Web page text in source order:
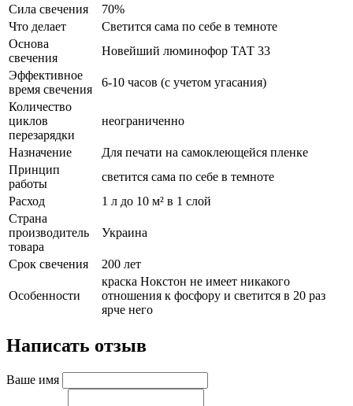
Сила свечения
70%
Что делает
Светится сама по себе в темноте
Основа
свечения
Новейший люминофор ТАТ 33
Эффективное
время свечения
6-10 часов (с учетом угасания)
Количество
циклов
перезарядки
неограниченно
Назначение
Для печати на самоклеющейся пленке
Принцип
работы
светится сама по себе в темноте
Расход
1 л до 10 м² в 1 слой
Страна
производитель
товара
Украина
Срок свечения 200 лет
Особенности
краска Нокстон не имеет никакого
отношения к фосфору и светится в 20 раз
ярче него
Написать отзыв
Ваше имя